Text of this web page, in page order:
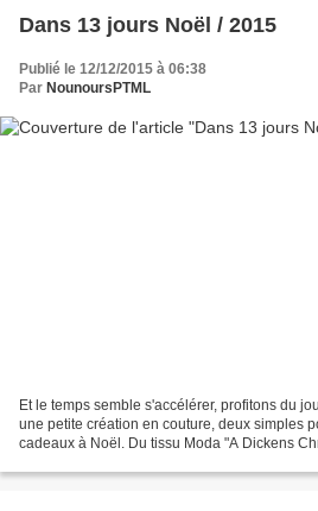
Dans 13 jours Noël / 2015
Publié le 12/12/2015 à 06:38
Par NounoursPTML
Et le temps semble s'accélérer, profitons du
une petite création en couture, deux simples
cadeaux à Noël. Du tissu Moda "A Dickens